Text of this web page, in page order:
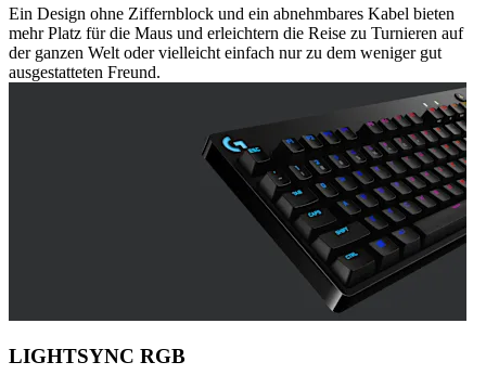
Ein Design ohne Ziffernblock und ein abnehmbares Kabel bieten
mehr Platz für die Maus und erleichtern die Reise zu Turnieren auf
der ganzen Welt oder vielleicht einfach nur zu dem weniger gut
ausgestatteten Freund.
LIGHTSYNC RGB